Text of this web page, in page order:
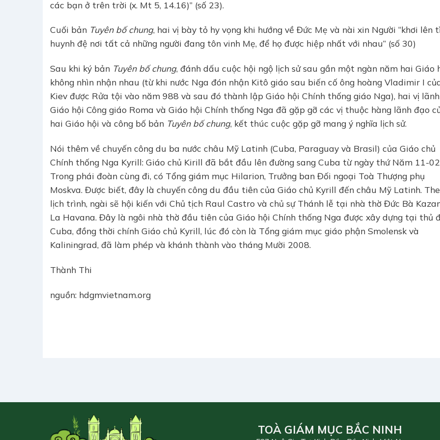
các bạn ở trên trời (x. Mt 5, 14.16)” (số 23).
Cuối bản Tuyên bố chung, hai vị bày tỏ hy vọng khi hướng về Đức Mẹ và nài xin Người “khơi lên
huynh đệ nơi tất cả những người đang tôn vinh Mẹ, để họ được hiệp nhất với nhau” (số 30)
Sau khi ký bản Tuyên bố chung, đánh dấu cuộc hội ngộ lịch sử sau gần một ngàn năm hai Giáo
không nhìn nhận nhau (từ khi nước Nga đón nhận Kitô giáo sau biến cố ông hoàng Vladimir I
Kiev được Rửa tội vào năm 988 và sau đó thành lập Giáo hội Chính thống giáo Nga), hai vị
Giáo hội Công giáo Roma và Giáo hội Chính thống Nga đã gặp gỡ các vị thuộc hàng lãnh đạo
hai Giáo hội và công bố bản Tuyên bố chung, kết thúc cuộc gặp gỡ mang ý nghĩa lịch sử.
Nói thêm về chuyến công du ba nước châu Mỹ Latinh (Cuba, Paraguay và Brasil) của Giáo chủ
Chính thống Nga Kyrill: Giáo chủ Kirill đã bắt đầu lên đường sang Cuba từ ngày thứ Năm 11-
Trong phái đoàn cùng đi, có Tổng giám mục Hilarion, Trưởng ban Đối ngoại Toà Thượng phụ
Moskva. Được biết, đây là chuyến công du đầu tiên của Giáo chủ Kyrill đến châu Mỹ Latinh.
lịch trình, ngài sẽ hội kiến với Chủ tịch Raul Castro và chủ sự Thánh lễ tại nhà thờ Đức Bà
La Havana. Đây là ngôi nhà thờ đầu tiên của Giáo hội Chính thống Nga được xây dựng tại thủ
Cuba, đồng thời chính Giáo chủ Kyrill, lúc đó còn là Tổng giám mục giáo phận Smolensk và
Kaliningrad, đã làm phép và khánh thành vào tháng Mười 2008.
Thành Thi
nguồn: hdgmvietnam.org
TOÀ GIÁM MỤC BẮC NINH